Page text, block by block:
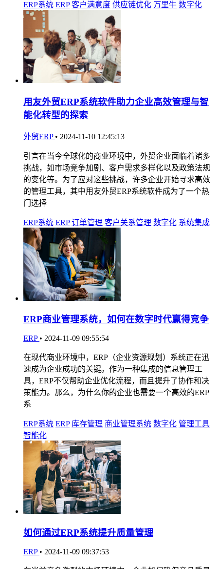
ERP系统 ERP 客户满意度 供应链优化 万里牛 数字化
用友外贸ERP系统软件助力企业高效管理与智
能化转型的探索
外贸ERP • 2024-11-10 12:45:13
引言在当今全球化的商业环境中，外贸企业面临着诸多
挑战，如市场竞争加剧、客户需求多样化以及政策法规
的变化等。为了应对这些挑战，许多企业开始寻求高效
的管理工具，其中用友外贸ERP系统软件成为了一个热
门选择
ERP系统 ERP 订单管理 客户关系管理 数字化 系统集成
ERP商业管理系统，如何在数字时代赢得竞争
ERP • 2024-11-09 09:55:54
在现代商业环境中，ERP（企业资源规划）系统正在迅
速成为企业成功的关键。作为一种集成的信息管理工
具，ERP不仅帮助企业优化流程，而且提升了协作和决
策能力。那么，为什么你的企业也需要一个高效的ERP
系
ERP系统 ERP 库存管理 商业管理系统 数字化 管理工具
智能化
如何通过ERP系统提升质量管理
ERP • 2024-11-09 09:37:53